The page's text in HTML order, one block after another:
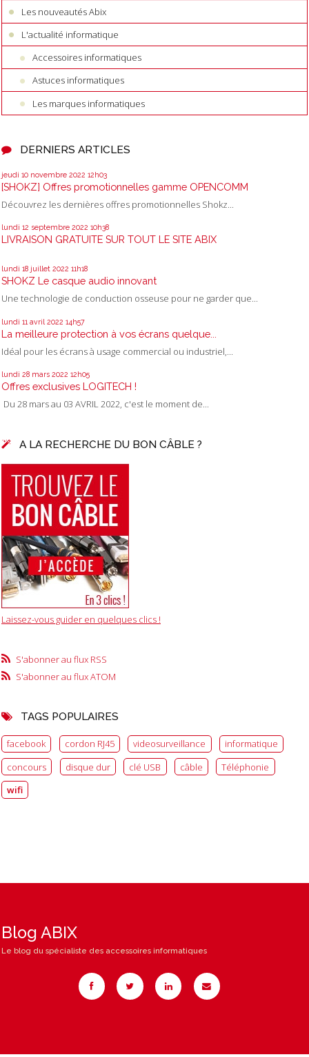
Les nouveautés Abix
L'actualité informatique
Accessoires informatiques
Astuces informatiques
Les marques informatiques
DERNIERS ARTICLES
jeudi 10 novembre 2022 12h03
[SHOKZ] Offres promotionnelles gamme OPENCOMM
Découvrez les dernières offres promotionnelles Shokz...
lundi 12 septembre 2022 10h38
LIVRAISON GRATUITE SUR TOUT LE SITE ABIX
lundi 18 juillet 2022 11h18
SHOKZ Le casque audio innovant
Une technologie de conduction osseuse pour ne garder que...
lundi 11 avril 2022 14h57
La meilleure protection à vos écrans quelque...
Idéal pour les écrans à usage commercial ou industriel,...
lundi 28 mars 2022 12h05
Offres exclusives LOGITECH !
Du 28 mars au 03 AVRIL 2022, c'est le moment de...
A LA RECHERCHE DU BON CÂBLE ?
Laissez-vous guider en quelques clics !
S'abonner au flux RSS
S'abonner au flux ATOM
TAGS POPULAIRES
facebook cordon RJ45 videosurveillance
informatique
concours
disque dur clé USB câble
Téléphonie
wifi
Blog ABIX
Le blog du spécialiste des accessoires informatiques